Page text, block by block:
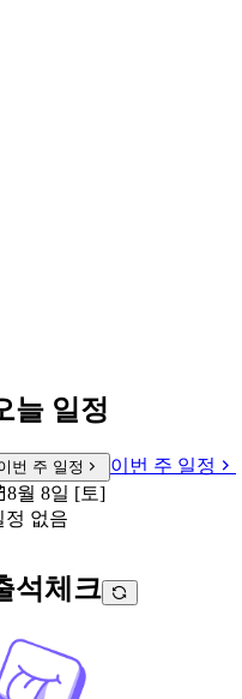
늘 일정
번 주 일정
이번 주 일정
8월 8일 [토]
정 없음
석체크